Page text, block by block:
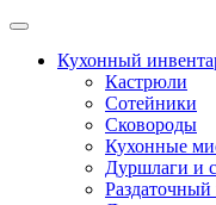
Skip
contentКухонный
Кастрюли
Сотейники
Сковороды
Кухонные
Дуршлаги и
Раздаточный